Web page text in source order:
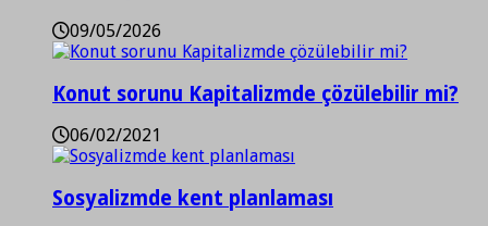
09/05/2026
Konut sorunu Kapitalizmde çözülebilir mi?
06/02/2021
Sosyalizmde kent planlaması